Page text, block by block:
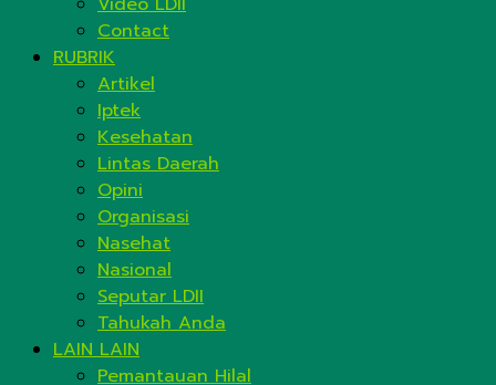
Contact
RUBRIK
Artikel
Iptek
Kesehatan
Lintas Daerah
Opini
Organisasi
Nasehat
Nasional
Seputar LDII
Tahukah Anda
LAIN LAIN
Pemantauan Hilal